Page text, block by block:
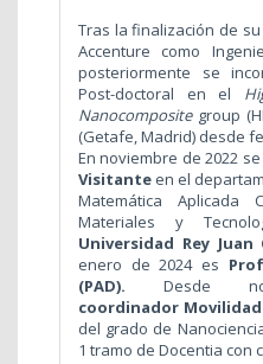
Tras la finalización de
Accenture como
posteriormente se
Post-doctoral en el
Nanocompositegroup
(Getafe, Madrid) desde
En noviembre de 2022
Visitante en el
Matemática Aplicada
Materiales y
Universidad Rey Juan
enero de 2024 es
(PAD). Desde
coordinador Movilidad
del grado de
1 tramo de Docentia con